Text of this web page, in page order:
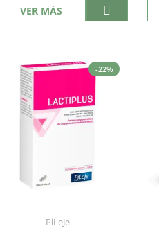
VER MÁS
-22%
PiLeJe